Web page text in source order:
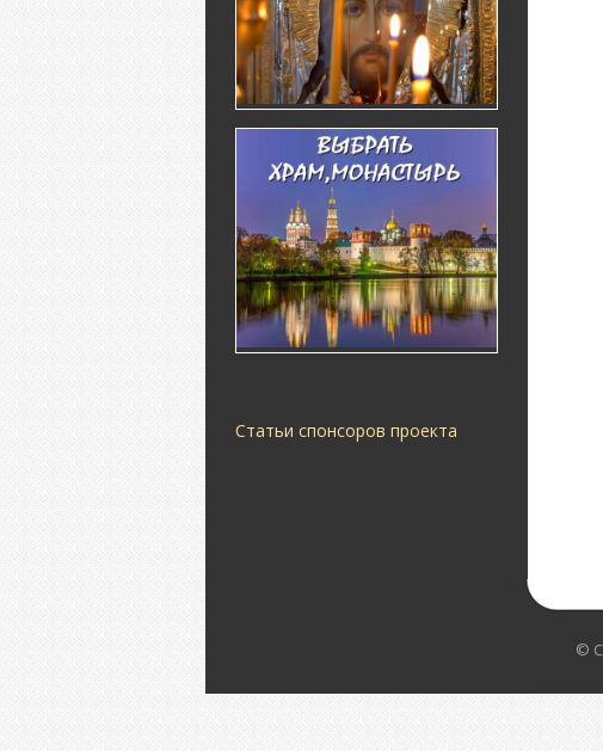
Статьи спонсоров проекта
©